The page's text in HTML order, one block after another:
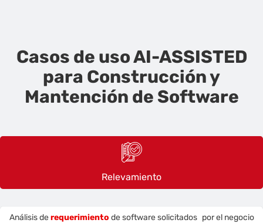
Casos de uso AI-ASSISTED
para Construcción y
Mantención de Software
Relevamiento
Análisis derequerimiento de software solicitados por el negocio